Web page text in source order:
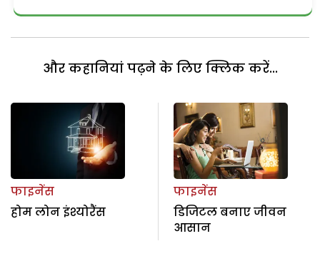
और कहानियां पढ़ने के लिए क्लिक करें...
फाइनेंस
होम लोन इंश्योरैंस
फाइनेंस
डिजिटल बनाए जीवन
आसान